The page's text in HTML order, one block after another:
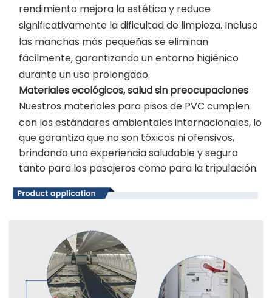
rendimiento mejora la estética y reduce
significativamente la dificultad de limpieza. Incluso
las manchas más pequeñas se eliminan
fácilmente, garantizando un entorno higiénico
durante un uso prolongado.
Materiales ecológicos, salud sin preocupaciones
Nuestros materiales para pisos de PVC cumplen
con los estándares ambientales internacionales, lo
que garantiza que no son tóxicos ni ofensivos,
brindando una experiencia saludable y segura
tanto para los pasajeros como para la tripulación.